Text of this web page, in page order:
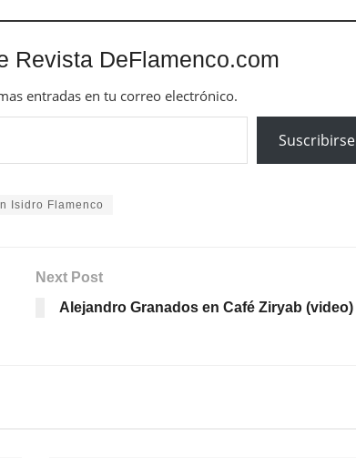
Revista DeFlamenco.com
entradas en tu correo electrónico.
Suscribirse
Isidro Flamenco
Next Post
Alejandro Granados en Café Ziryab (video)